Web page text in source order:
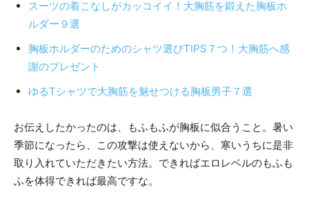
スーツの着こなしがカッコイイ！大胸筋を鍛えた胸板ホ
ルダー９選
胸板ホルダーのためのシャツ選びTIPS７つ！大胸筋へ感
謝のプレゼント
ゆるTシャツで大胸筋を魅せつける胸板男子７選
お伝えしたかったのは、もふもふが胸板に似合うこと。暑い
季節になったら、この攻撃は使えないから、寒いうちに是非
取り入れていただきたい方法。できればエロレベルのもふも
ふを体得できれば最高ですな。